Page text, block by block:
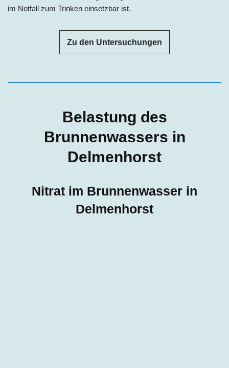
im Notfall zum Trinken einsetzbar ist.
Zu den Untersuchungen
Belastung des
Brunnenwassers in
Delmenhorst
Nitrat im Brunnenwasser in
Delmenhorst